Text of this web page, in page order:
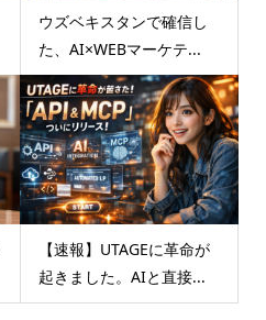
ウズベキスタンで確信し
た、AI×WEBマーケテ...
【速報】UTAGEに革命が
起きました。AIと直接...